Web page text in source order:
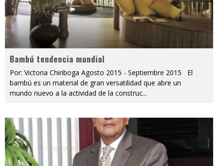
Bambú tendencia mundial
Por: Victoria Chiriboga Agosto 2015 - Septiembre 2015 El
bambú es un material de gran versatilidad que abre un
mundo nuevo a la actividad de la construc...